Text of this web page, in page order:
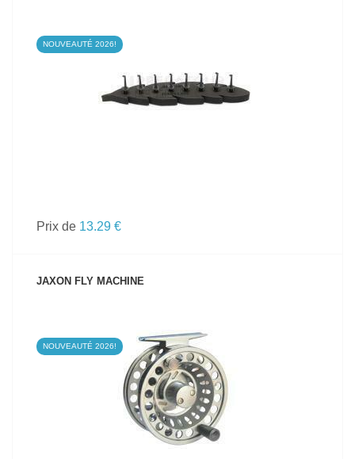
NOUVEAUTÉ 2026!
Prix de 13.29 €
JAXON FLY MACHINE
NOUVEAUTÉ 2026!
VOIR LE PRODUIT